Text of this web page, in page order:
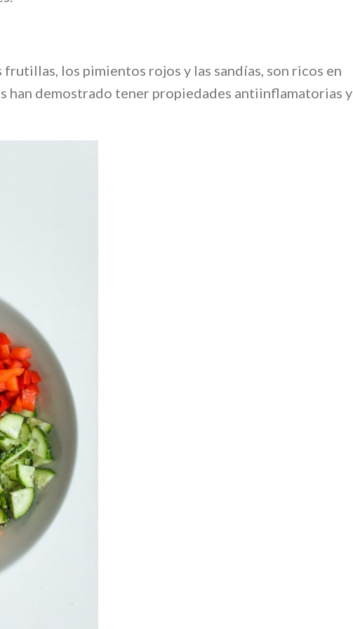
los pimientos rojos y las sandías, son ricos en
han demostrado tener propiedades antiinflamatorias y